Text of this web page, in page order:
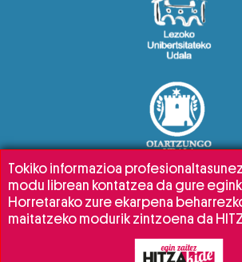
Tokiko informazioa
modu librean kontatzea da gure
Horretarako zure ekarpena
maitatzeko modurik zintzoena da